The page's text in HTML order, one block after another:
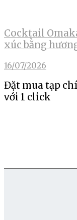
Cocktail
xúc bằng
16/07/2026
Đặt mua tạp
với 1 click